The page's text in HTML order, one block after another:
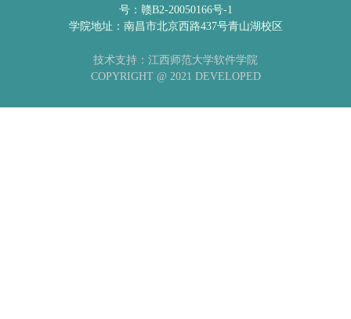
号：赣B2-20050166号-1
学院地址：南昌市北京西路437号青山湖校区
技术支持：江西师范大学软件学院
COPYRIGHT @ 2021 DEVELOPED